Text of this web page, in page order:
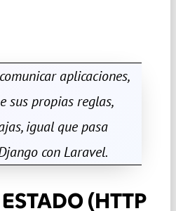
aplicaciones,
sus propias reglas,
igual que pasa
con Laravel.
(HTTP